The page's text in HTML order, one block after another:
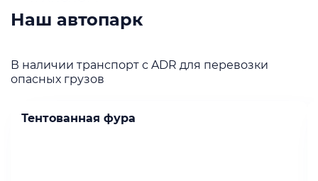
Наш автопарк
В наличии транспорт с ADR для перевозки
опасных грузов
Тентованная фура